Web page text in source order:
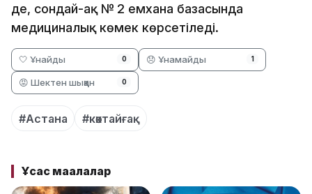
де, сондай-ақ № 2 емхана базасында
медициналық көмек көрсетіледі.
🤍 Ұнайды 0 😞 Ұнамайды 1
😡 Шектен шыққан 0
#Астана #көктайғақ
Ұқсас мақалалар